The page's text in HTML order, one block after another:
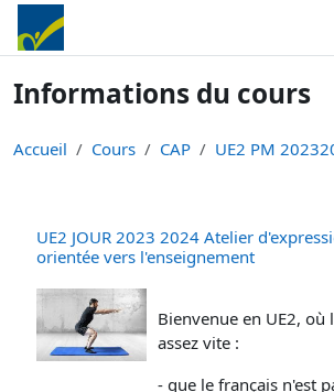
Passer au contenu principal
Informations du cours
Accueil Cours CAP UE2 PM
UE2 JOUR 2023 2024 Atelier
orientée vers l'enseignement
Bienvenue en UE2, où
assez vite :
- que le français n'est